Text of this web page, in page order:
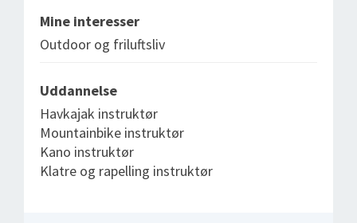
Mine interesser
Outdoor og friluftsliv
Uddannelse
Havkajak instruktør
Mountainbike instruktør
Kano instruktør
Klatre og rapelling instruktør